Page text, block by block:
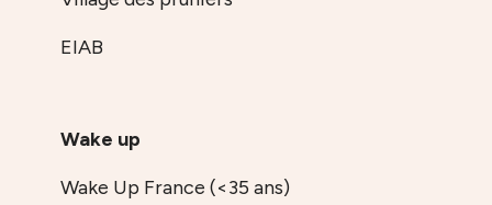
EIAB
Wake up
Wake Up France (<35 ans)